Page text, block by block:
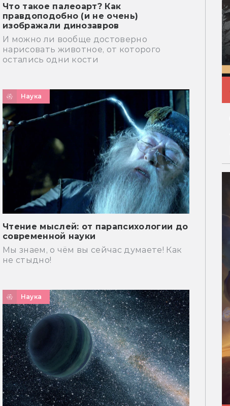
Что такое палеоарт? Как
правдоподобно (и не очень)
изображали динозавров
И можно ли вообще достоверно
нарисовать животное, от которого
остались одни кости
Наука
Чтение мыслей: от парапсихологии до
современной науки
Мы знаем, о чём вы сейчас думаете! Как
не стыдно!
Наука